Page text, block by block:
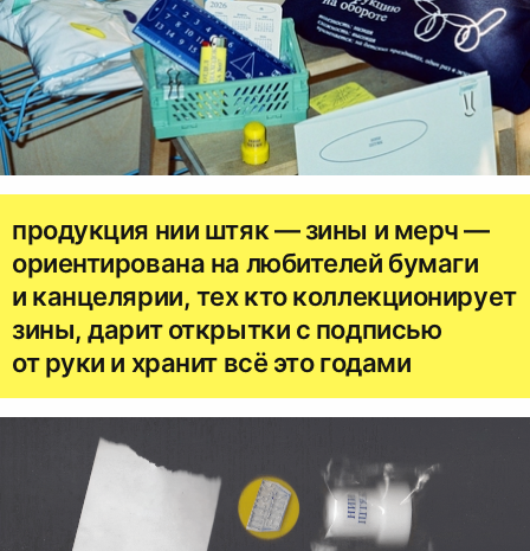
продукция нии штяк — зины и мерч —
ориентирована на любителей бумаги
и канцелярии, тех кто коллекционирует
зины, дарит открытки с подписью
от руки и хранит всё это годами